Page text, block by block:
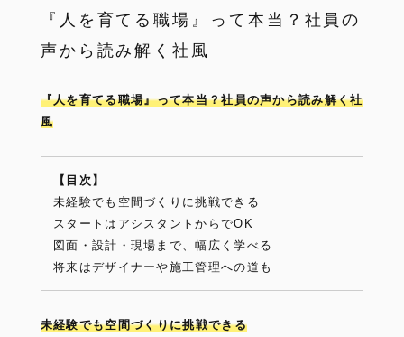
『人を育てる職場』って本当？社員の
声から読み解く社風
『人を育てる職場』って本当？社員の声から読み解く社
風
【目次】
未経験でも空間づくりに挑戦できる
スタートはアシスタントからでOK
図面・設計・現場まで、幅広く学べる
将来はデザイナーや施工管理への道も
未経験でも空間づくりに挑戦できる